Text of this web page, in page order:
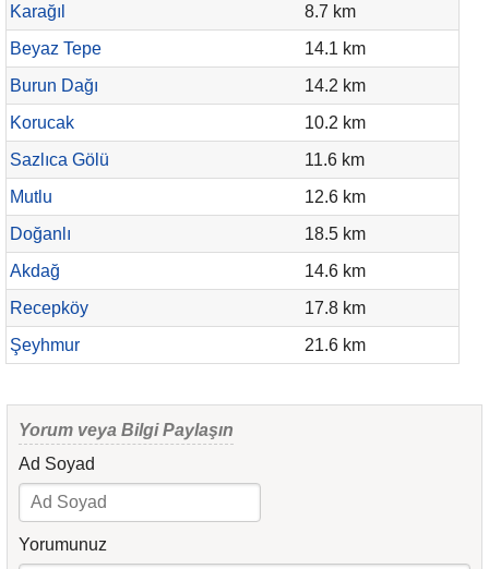
Karağıl
8.7 km
Beyaz Tepe
14.1 km
Burun Dağı
14.2 km
Korucak
10.2 km
Sazlıca Gölü
11.6 km
Mutlu
12.6 km
Doğanlı
18.5 km
Akdağ
14.6 km
Recepköy
17.8 km
Şeyhmur
21.6 km
Yorum veya Bilgi Paylaşın
Ad Soyad
Yorumunuz